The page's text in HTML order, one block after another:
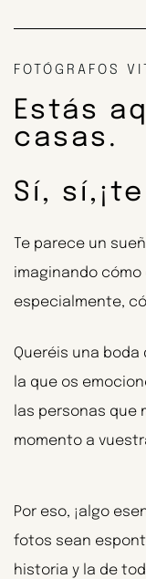
FOTÓGRAFOS
Estás
casas.
Sí,
Te parece un
imaginando cómo
especialmente,
Queréis una
la que os
las personas que
momento a
Por eso, ¡algo
fotos sean
historia y la de